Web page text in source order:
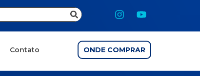
Contato ONDE COMPRAR